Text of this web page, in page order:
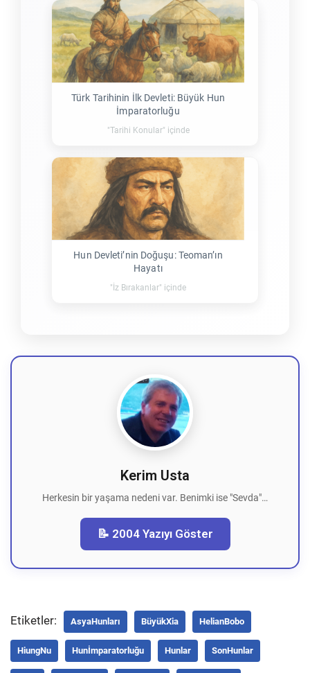
Türk Tarihinin İlk Devleti: Büyük Hun
İmparatorluğu
"Tarihi Konular" içinde
Hun Devleti’nin Doğuşu: Teoman’ın
Hayatı
"İz Bırakanlar" içinde
Kerim Usta
Herkesin bir yaşama nedeni var. Benimki ise "Sevda"…
📝 2004 Yazıyı Göster
Etiketler: AsyaHunları BüyükXia HelianBobo
HiungNu Hunİmparatorluğu Hunlar SonHunlar